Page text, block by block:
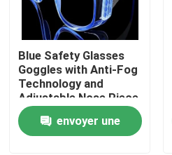
Blue Safety Glasses
Goggles with Anti-Fog
Technology and
Adjustable Nose Piece
envoyer une